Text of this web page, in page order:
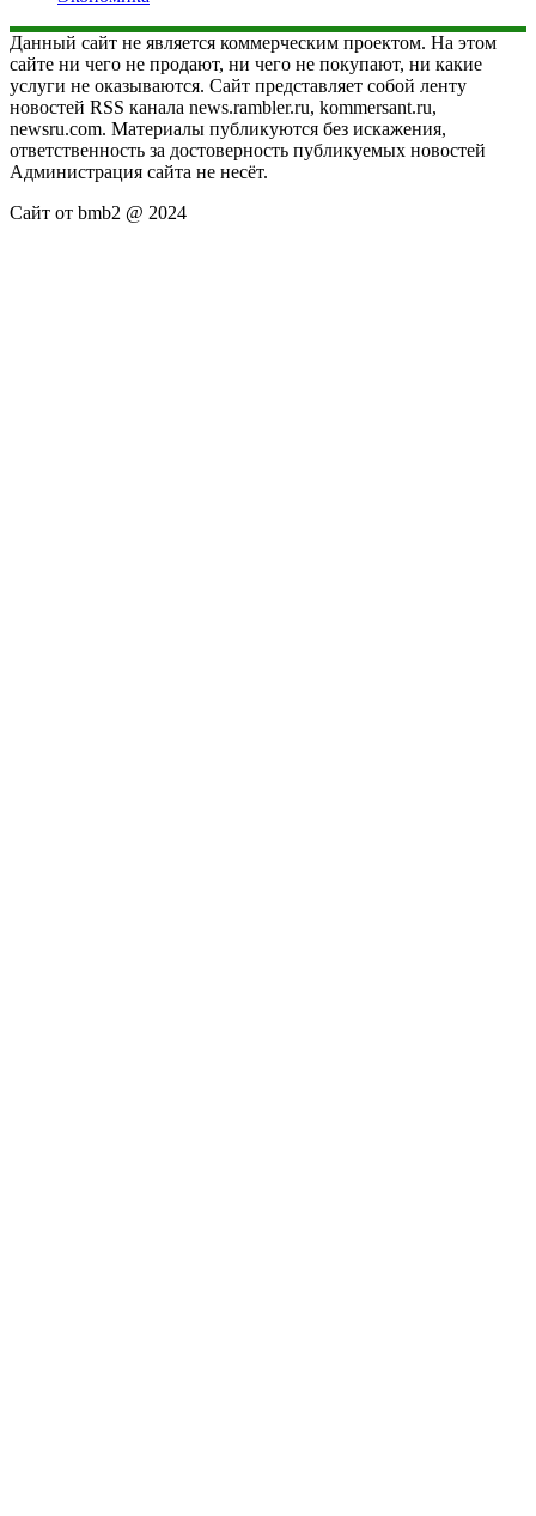
Данный сайт не является коммерческим проектом. На этом
сайте ни чего не продают, ни чего не покупают, ни какие
услуги не оказываются. Сайт представляет собой ленту
новостей RSS канала news.rambler.ru, kommersant.ru,
newsru.com. Материалы публикуются без искажения,
ответственность за достоверность публикуемых новостей
Администрация сайта не несёт.
Сайт от bmb2 @ 2024